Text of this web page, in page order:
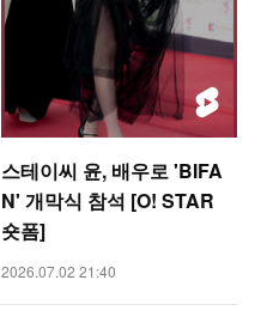
스테이씨 윤, 배우로 'BIFA
N' 개막식 참석 [O! STAR
숏폼]
2026.07.02 21:40